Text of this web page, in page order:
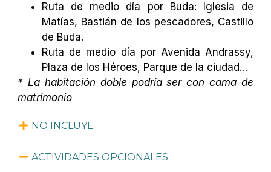
Ruta de medio día por Buda: Iglesia de
Matías, Bastián de los pescadores, Castillo
de Buda.
Ruta de medio día por Avenida Andrassy,
Plaza de los Héroes, Parque de la ciudad…
* La habitación doble podría ser con cama de
matrimonio
NO INCLUYE
ACTIVIDADES OPCIONALES